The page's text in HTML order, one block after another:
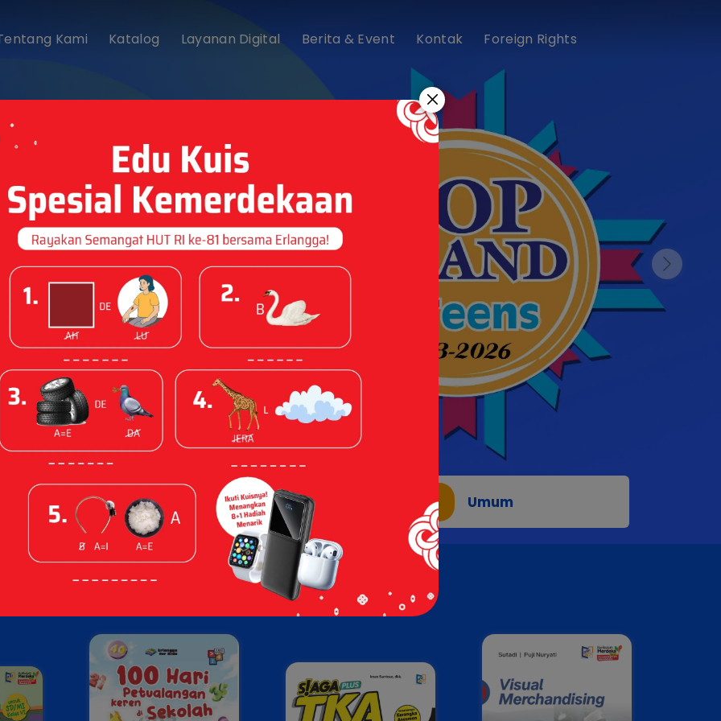
Kami Katalog Layanan Digital Berita & Event Kontak Foreign Rights
Next
Guru & Sekolah Penulis & Imprint Umum